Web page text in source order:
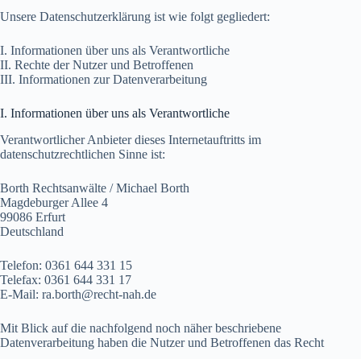
Unsere Datenschutzerklärung ist wie folgt gegliedert:
I. Informationen über uns als Verantwortliche
II. Rechte der Nutzer und Betroffenen
III. Informationen zur Datenverarbeitung
I. Informationen über uns als Verantwortliche
Verantwortlicher Anbieter dieses Internetauftritts im
datenschutzrechtlichen Sinne ist:
Borth Rechtsanwälte / Michael Borth
Magdeburger Allee 4
99086 Erfurt
Deutschland
Telefon: 0361 644 331 15
Telefax: 0361 644 331 17
E-Mail: ra.borth@recht-nah.de
Mit Blick auf die nachfolgend noch näher beschriebene
Datenverarbeitung haben die Nutzer und Betroffenen das Recht